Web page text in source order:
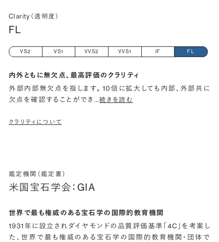
Clarity（透明度）
FL
VS2 VS1 VVS2 VVS1 IF FL
内外ともに無欠点、最高評価のクラリティ
外部内部無欠点を指します。 10倍に拡大しても内部、外部共に
欠点を確認することができ …続きを読む
クラリティについて
鑑定機関（鑑定書）
米国宝石学会：GIA
世界で最も権威のある宝石学の国際的教育機関
1931年に設立されダイヤモンドの品質評価基準「4C」を考案し
た、世界で最も権威のある宝石学の国際的教育機関・団体で